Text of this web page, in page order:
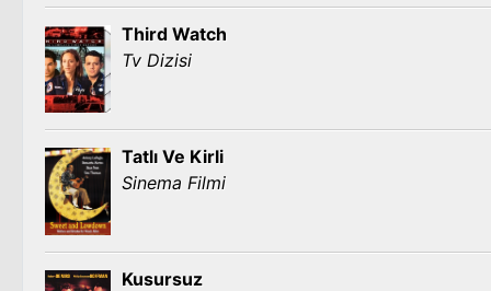
Third Watch
Tv Dizisi
Tatlı Ve Kirli
Sinema Filmi
Kusursuz